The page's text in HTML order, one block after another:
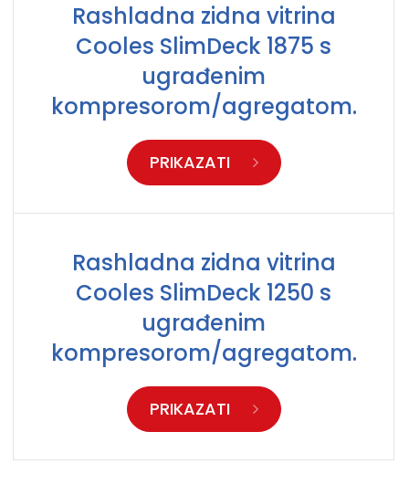
Rashladna zidna vitrina
Cooles SlimDeck 1875 s
ugrađenim
kompresorom/agregatom.
PRIKAZATI
Rashladna zidna vitrina
Cooles SlimDeck 1250 s
ugrađenim
kompresorom/agregatom.
PRIKAZATI